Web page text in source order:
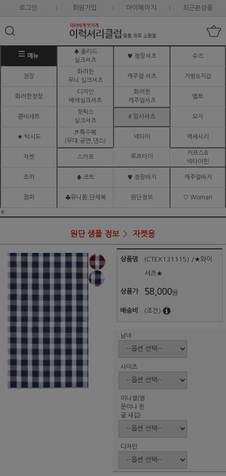
로그인 회원가입 마이페이지 최근본상품
메뉴
♠ 솔리드
실크셔츠
♥ 정장셔츠 슈즈
정장
화려한
무늬 실크셔츠
캐주얼 셔츠 가방&지갑
화려한정장
디자인
배색실크셔츠
화려한
캐주얼셔츠
벨트
콤비세트
핫픽스
실크셔츠
# 망사셔츠 모자
★ 턱시도
♬ 특수복
(무대.공연,댄스)
넥타이 액세서리
자켓 스카프 루프타이
커프스&
넥타이핀
조끼 ♠ 코트 ♥ 정장바지 캐주얼바지
점퍼 ♣유니폼,단체복 원단정보 ♡ Woman
ㅌ
원단 샘플 정보 자켓용
상품명 (CTEX131115) /★와이
셔츠★
상품가 58,000원
배송비 (조건)
남녀
사이즈
이니셜(영
문이나 한
글 새김)
디자인